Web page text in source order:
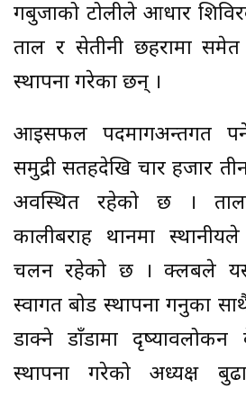
गर्बुजाको टोलीले आधार
ताल र सेतीनी छहरामा समेत
स्थापना गरेका छन् ।
आइसफल पदमार्गअन्तर्गत
समुद्री सतहदेखि चार हजार
अवस्थित रहेको छ । ताल
कालीबराह थानमा
चलन रहेको छ । क्लबले
स्वागत बोर्ड स्थापना गर्नुका
डाक्ने डाँडामा दृष्यावलोकन
स्थापना गरेको अध्यक्ष